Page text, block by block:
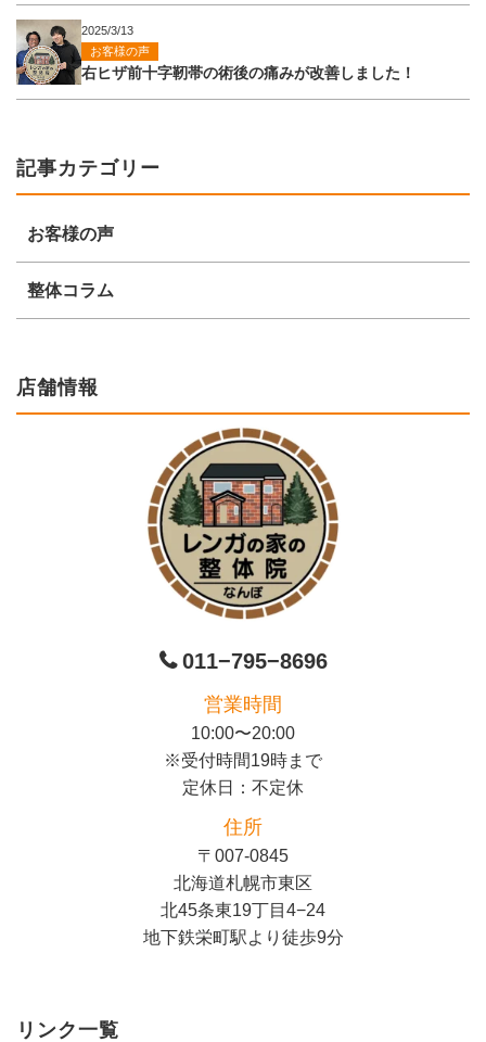
2025/3/13
お客様の声
右ヒザ前十字靭帯の術後の痛みが改善しました！
記事カテゴリー
お客様の声
整体コラム
店舗情報
011−795−8696
営業時間
10:00〜20:00
※受付時間19時まで
定休日：不定休
住所
〒007-0845
北海道札幌市東区
北45条東19丁目4−24
地下鉄栄町駅より徒歩9分
リンク一覧